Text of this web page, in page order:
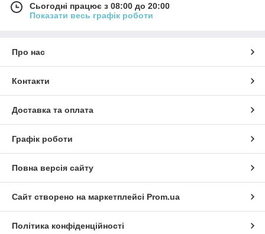
Сьогодні працює з 08:00 до 20:00
Показати весь графік роботи
Про нас
Контакти
Доставка та оплата
Графік роботи
Повна версія сайту
Сайт створено на маркетплейсі Prom.ua
Політика конфіденційності